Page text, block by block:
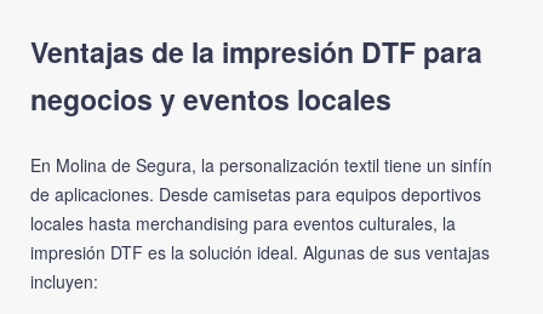
Ventajas de la impresión DTF para
negocios y eventos locales
En Molina de Segura, la personalización textil tiene un sinfín
de aplicaciones. Desde camisetas para equipos deportivos
locales hasta merchandising para eventos culturales, la
impresión DTF es la solución ideal. Algunas de sus ventajas
incluyen: